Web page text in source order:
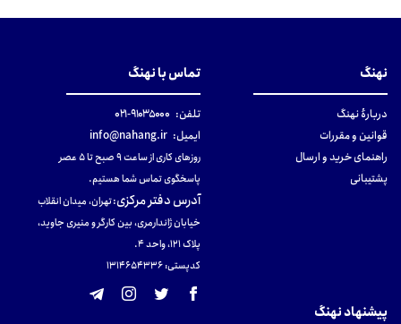
نهنگ
دربارهٔ نهنگ
قوانین و مقررات
راهنمای خرید و ارسال
پشتیبانی
تماس با نهنگ
تلفن: ۹۱۰۳۵۰۰۰-۰۲۱
ایمیل: info@nahang.ir
روزهای کاری از ساعت ۹ صبح تا ۵ عصر
پاسخگوی تماس شما هستیم.
آدرس دفتر مرکزی:تهران، میدان انقلاب
خیابان ژاندارمری، بین کارگر و منیری جاوید،
پلاک 121، واحد ۴.
کدپستی: 131465433۶
پیشنهاد نهنگ